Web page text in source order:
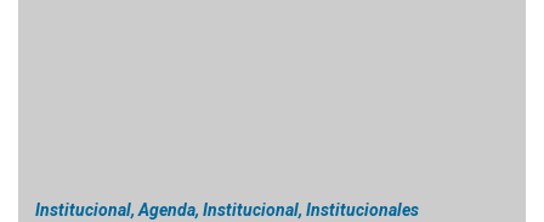
Institucional, Agenda, Institucional, Institucionales